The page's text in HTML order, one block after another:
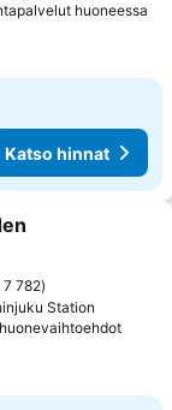
huoneessa
Katso hinnat
7 782
Station